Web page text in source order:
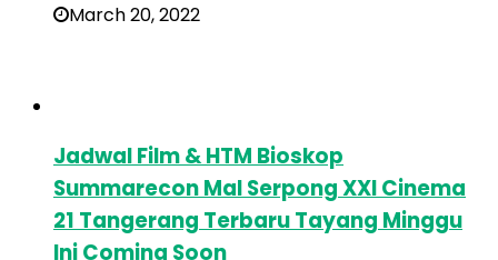
March 20, 2022
Jadwal Film & HTM Bioskop
Summarecon Mal Serpong XXI Cinema
21 Tangerang Terbaru Tayang Minggu
Ini Coming Soon